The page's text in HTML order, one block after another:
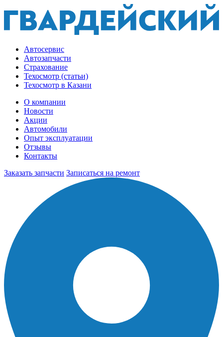
Автосервис
Автозапчасти
Страхование
Техосмотр (статьи)
Техосмотр в Казани
О компании
Новости
Акции
Автомобили
Опыт эксплуатации
Отзывы
Контакты
Заказать запчасти Записаться на ремонт